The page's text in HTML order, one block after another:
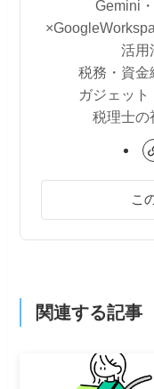
Gemini
活用
税務・資金
ガジェット
税理士の
こ
関連する記事